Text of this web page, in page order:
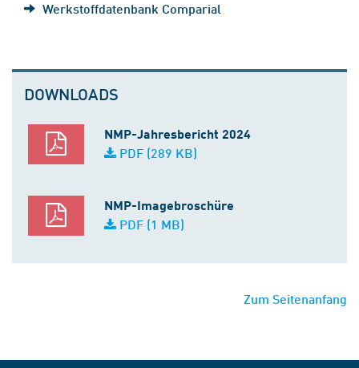
Werkstoffdatenbank Comparial
DOWNLOADS
NMP-Jahresbericht 2024
PDF (289 KB)
NMP-Imagebroschüre
PDF (1 MB)
Zum Seitenanfang